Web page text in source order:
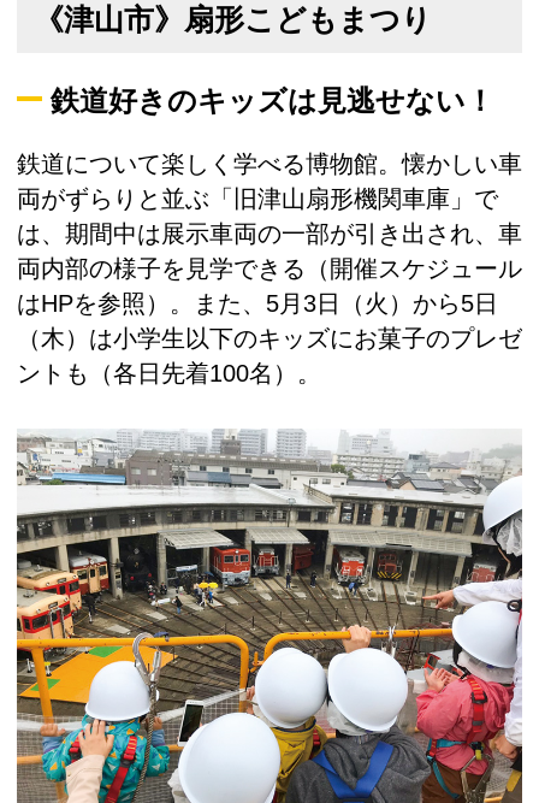
《津山市》扇形こどもまつり
鉄道好きのキッズは見逃せない！
鉄道について楽しく学べる博物館。懐かしい車
両がずらりと並ぶ「旧津山扇形機関車庫」で
は、期間中は展示車両の一部が引き出され、車
両内部の様子を見学できる（開催スケジュール
はHPを参照）。また、5月3日（火）から5日
（木）は小学生以下のキッズにお菓子のプレゼ
ントも（各日先着100名）。